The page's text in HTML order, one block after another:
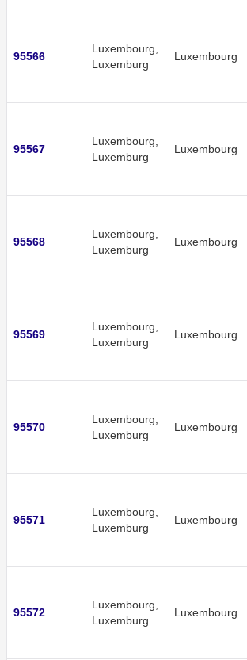
95566
Luxembourg,
Luxemburg
Luxembourg
95567
Luxembourg,
Luxemburg
Luxembourg
95568
Luxembourg,
Luxemburg
Luxembourg
95569
Luxembourg,
Luxemburg
Luxembourg
95570
Luxembourg,
Luxemburg
Luxembourg
95571
Luxembourg,
Luxemburg
Luxembourg
95572
Luxembourg,
Luxemburg
Luxembourg